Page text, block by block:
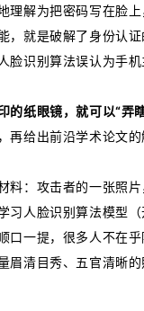
理解为把密码写在脸上
，就是破解了身份认
脸识别算法误认为手机
的纸眼镜，就可以“弄
再给出前沿学术论文的
料：攻击者的一张照
习人脸识别算法模型
口一提，很多人不在
眉清目秀、五官清晰